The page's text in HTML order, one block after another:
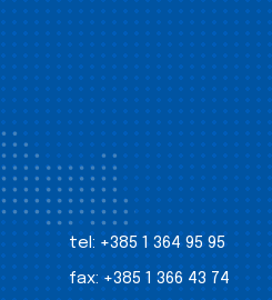
tel: +385 1 364 95 95
fax: +385 1 366 43 74